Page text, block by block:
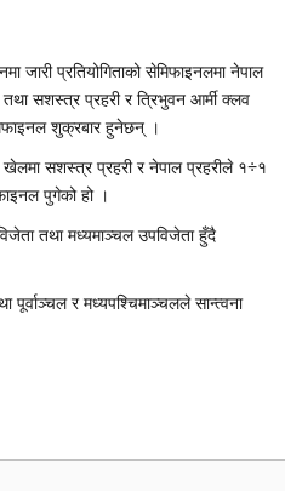
जारी प्रतियोगिताको सेमिफाइनलमा नेपाल
तथा सशस्त्र प्रहरी र त्रिभुवन आर्मी क्लव
शुक्रबार हुनेछन् ।
सशस्त्र प्रहरी र नेपाल प्रहरीले १÷१
पुगेको हो ।
तथा मध्यमाञ्चल उपविजेता हुँदै
र मध्यपश्चिमाञ्चलले सान्त्वना